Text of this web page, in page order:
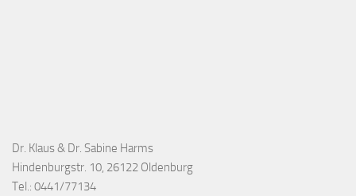
Dr. Klaus & Dr. Sabine Harms
Hindenburgstr. 10, 26122 Oldenburg
Tel.: 0441/77134